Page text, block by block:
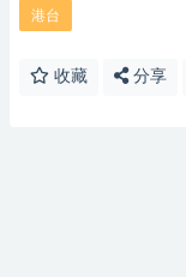
港台
收藏 分享